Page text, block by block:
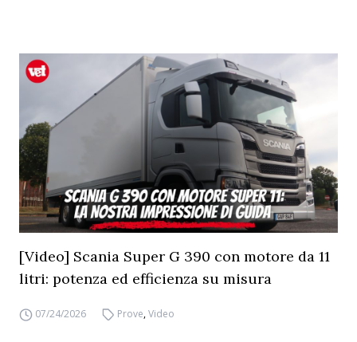
[Video] Scania Super G 390 con motore da 11
litri: potenza ed efficienza su misura
07/24/2026 Prove,Video